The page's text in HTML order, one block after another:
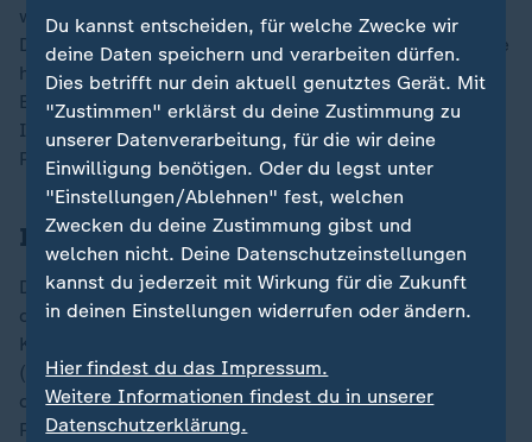
weitergeben und die Preise für Lebensmittel und
Dienstleistungen weiter steigen. Auch die Importpreise
haben angezogen, sie stiegen im Mai so stark wie seit
Ende 2022 nicht mehr. Immerhin: Mit Hoffnung im
Iran-Krieg planen nach Ifo-Daten weniger Firmen
Preiserhöhungen.
Iran-Krieg bremst privaten Konsum
Der Krieg inIranverunsichert Verbraucher und bremst
den privaten Konsum, der eine wichtige Stütze für die
Konjunktur ist. Der Sachverständigenrat
("Wirtschaftsweise") erwartet dieses Jahr einen
deutlichen Anstieg der Inflation auf im Schnitt 3,0
Prozent - nach moderaten 2,2 Prozent 2025.
Du kannst entscheiden, für welche Zwecke wir
deine Daten speichern und verarbeiten dürfen.
Dies betrifft nur dein aktuell genutztes Gerät. Mit
"Zustimmen" erklärst du deine Zustimmung zu
unserer Datenverarbeitung, für die wir deine
Einwilligung benötigen. Oder du legst unter
"Einstellungen/Ablehnen" fest, welchen
Zwecken du deine Zustimmung gibst und
welchen nicht. Deine Datenschutzeinstellungen
kannst du jederzeit mit Wirkung für die Zukunft
in deinen Einstellungen widerrufen oder ändern.
Hier findest du das Impressum.
Weitere Informationen findest du in unserer
Datenschutzerklärung.